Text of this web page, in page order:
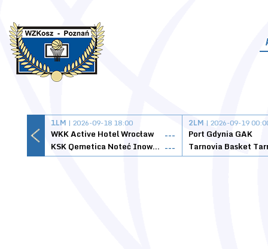
1LM | 2026-09-18 18:00
WKK Active Hotel Wrocław
---
KSK Qemetica Noteć Inowrocław ---
2LM | 2026-09-19
Port Gdynia GAK